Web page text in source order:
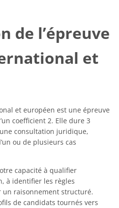
de l’épreuve
et
et européen est une épreuve
coefficient 2. Elle dure 3
consultation juridique,
ou de plusieurs cas
capacité à qualifier
à identifier les règles
raisonnement structuré.
de candidats tournés vers